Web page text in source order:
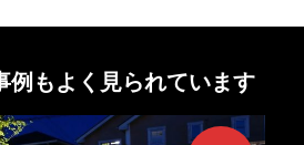
例もよく見られています